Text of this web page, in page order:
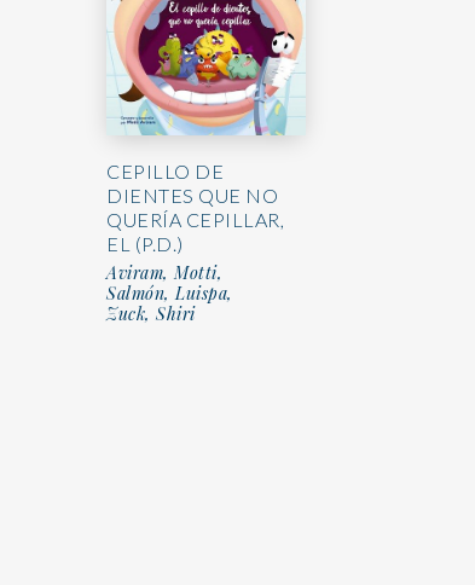
CEPILLO DE
DIENTES QUE NO
QUERÍA CEPILLAR,
EL (P.D.)
Aviram, Motti,
Salmón, Luispa,
Zuck, Shiri